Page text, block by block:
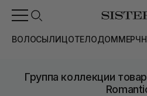
ВОЛОСЫЛИЦОТЕЛОДОММЕРЧ
Группа коллекции